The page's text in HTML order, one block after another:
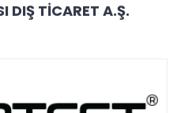
DIŞ TİCARET A.Ş.